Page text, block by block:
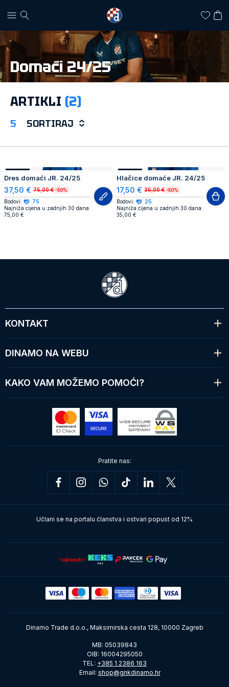
Domaći 24/25
ARTIKLI (2)
5 SORTIRAJ
AKCIJA
Dres domaći JR. 24/25
37,50 € 75,00 € -50%
Bodovi:
75
Najniža cijena u zadnjih 30 dana:
75,00 €
AKCIJA
Hlačice domaće JR. 24/25
17,50 € 35,00 € -50%
Bodovi:
25
Najniža cijena u zadnjih 30 dana:
35,00 €
KONTAKT
DINAMO NA WEBU
KAKO VAM MOŽEMO POMOĆI?
Pratite nas:
Učlani se na portalu članstva i ostvari popust od 12%
Dinamo Trade d.o.o., Maksimirska cesta 128, 10000 Zagreb
MB: 05039843
OIB: 16004295050
TEL: +385 1 2386 163
Email: shop@gnkdinamo.hr